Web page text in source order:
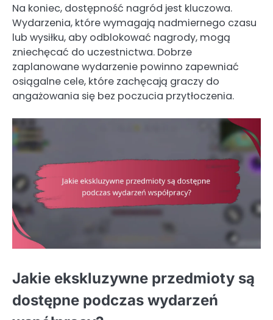
Na koniec, dostępność nagród jest kluczowa.
Wydarzenia, które wymagają nadmiernego czasu
lub wysiłku, aby odblokować nagrody, mogą
zniechęcać do uczestnictwa. Dobrze
zaplanowane wydarzenie powinno zapewniać
osiągalne cele, które zachęcają graczy do
angażowania się bez poczucia przytłoczenia.
Jakie ekskluzywne przedmioty są
dostępne podczas wydarzeń